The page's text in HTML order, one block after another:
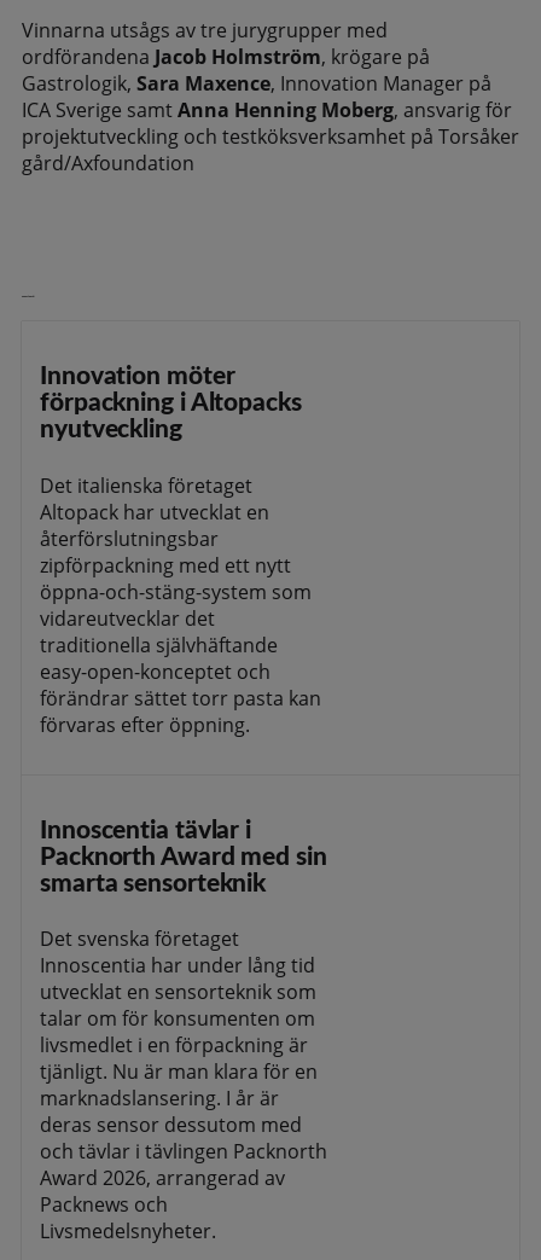
Vinnarna utsågs av tre jurygrupper med
ordförandena Jacob Holmström, krögare på
Gastrologik, Sara Maxence, Innovation Manager på
ICA Sverige samtAnna Henning Moberg, ansvarig för
projektutveckling och testköksverksamhet på Torsåker
gård/Axfoundation
Innovation möter
förpackning i Altopacks
nyutveckling
Det italienska företaget
Altopack har utvecklat en
återförslutningsbar
zipförpackning med ett nytt
öppna-och-stäng-system som
vidareutvecklar det
traditionella självhäftande
easy-open-konceptet och
förändrar sättet torr pasta kan
förvaras efter öppning.
Innoscentia tävlar i
Packnorth Award med sin
smarta sensorteknik
Det svenska företaget
Innoscentia har under lång tid
utvecklat en sensorteknik som
talar om för konsumenten om
livsmedlet i en förpackning är
tjänligt. Nu är man klara för en
marknadslansering. I år är
deras sensor dessutom med
och tävlar i tävlingen Packnorth
Award 2026, arrangerad av
Packnews och
Livsmedelsnyheter.